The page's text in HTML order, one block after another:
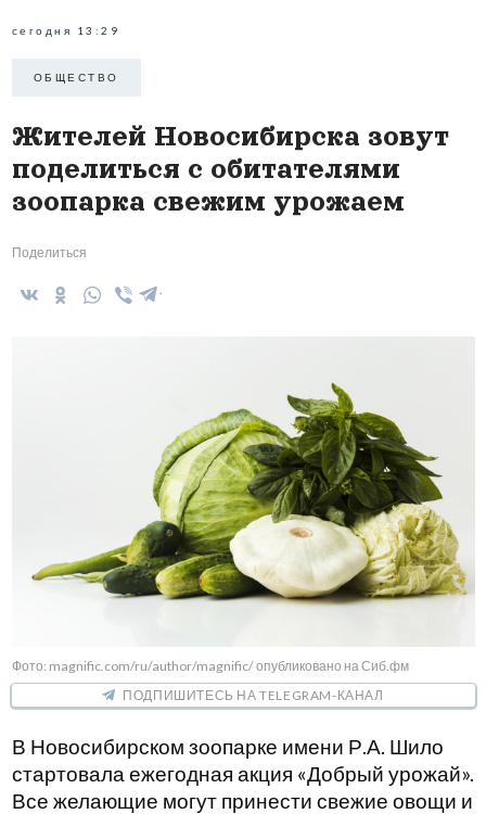
сегодня 13:29
ОБЩЕСТВО
Жителей Новосибирска зовут
поделиться с обитателями
зоопарка свежим урожаем
Поделиться
Фото: magnific.com/ru/author/magnific/ опубликовано на Сиб.фм
ПОДПИШИТЕСЬ НА TELEGRAM-КАНАЛ
В Новосибирском зоопарке имени Р.А. Шило
стартовала ежегодная акция «Добрый урожай».
Все желающие могут принести свежие овощи и